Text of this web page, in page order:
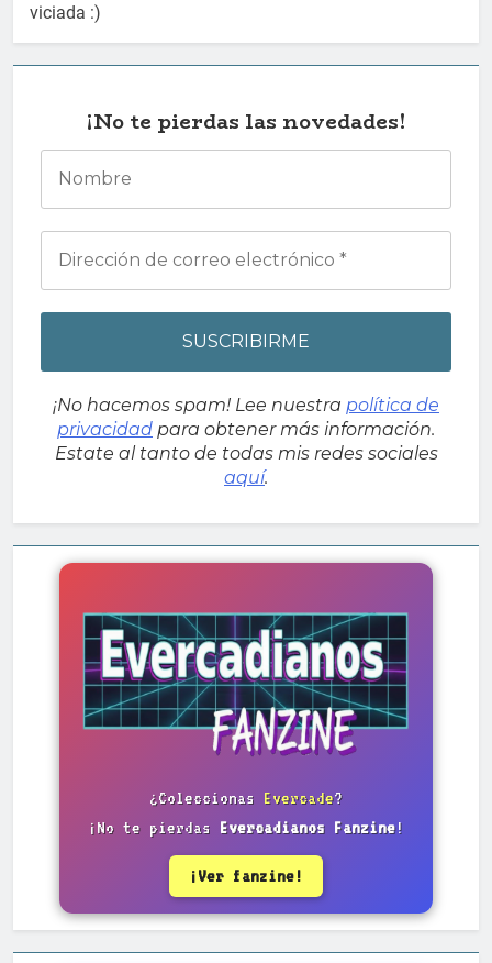
viciada :)
¡No te pierdas las novedades!
¡No hacemos spam! Lee nuestra política de
privacidad para obtener más información.
Estate al tanto de todas mis redes sociales
aquí.
¿Coleccionas Evercade?
¡No te pierdas Evercadianos Fanzine!
¡Ver fanzine!